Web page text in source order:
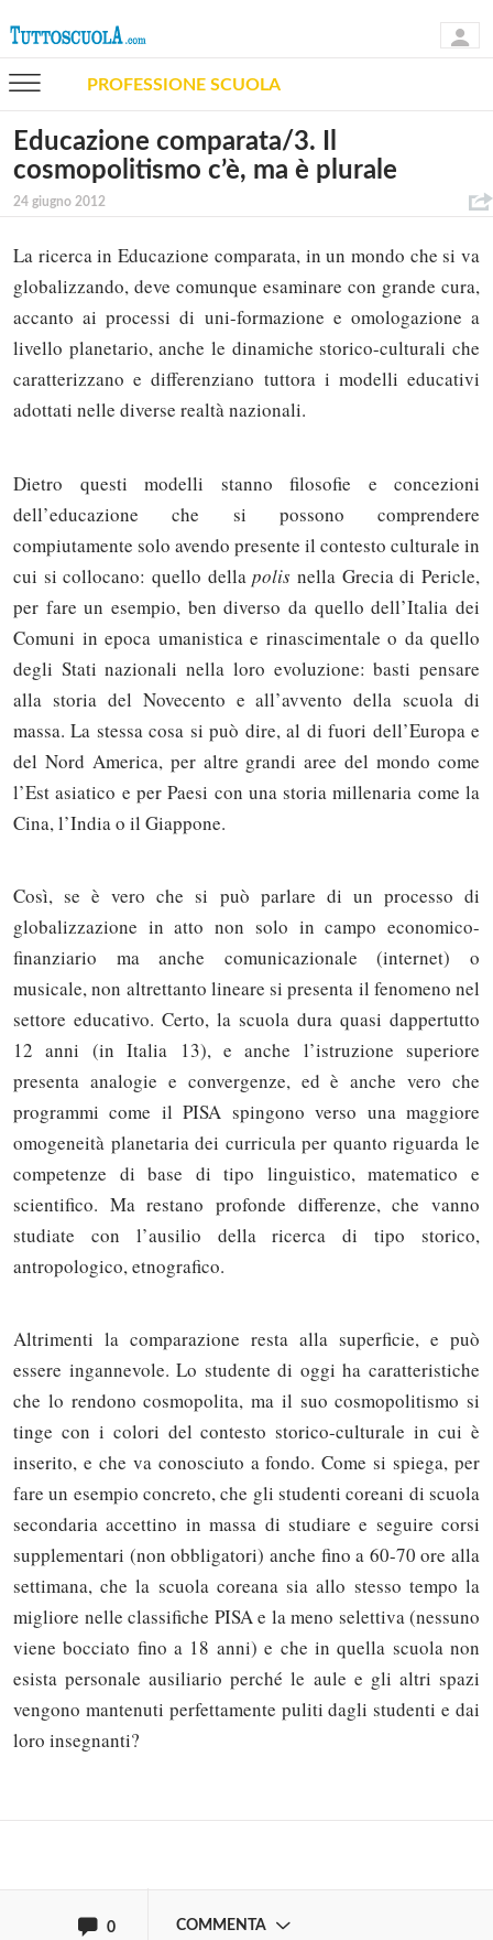
PROFESSIONE SCUOLA
Educazione comparata/3. Il
cosmopolitismo c’è, ma è plurale
24 giugno 2012
La ricerca in Educazione comparata, in un mondo che si va
globalizzando, deve comunque esaminare con grande cura,
accanto ai processi di uni-formazione e omologazione a
livello planetario, anche le dinamiche storico-culturali che
caratterizzano e differenziano tuttora i modelli educativi
adottati nelle diverse realtà nazionali.
Dietro questi modelli stanno filosofie e concezioni
dell’educazione che si possono comprendere
compiutamente solo avendo presente il contesto culturale in
cui si collocano: quello dellapolis nella Grecia di Pericle,
per fare un esempio, ben diverso da quello dell’Italia dei
Comuni in epoca umanistica e rinascimentale o da quello
degli Stati nazionali nella loro evoluzione: basti pensare
alla storia del Novecento e all’avvento della scuola di
massa. La stessa cosa si può dire, al di fuori dell’Europa e
del Nord America, per altre grandi aree del mondo come
l’Est asiatico e per Paesi con una storia millenaria come la
Cina, l’India o il Giappone.
Così, se è vero che si può parlare di un processo di
globalizzazione in atto non solo in campo economico-
finanziario ma anche comunicazionale (internet) o
musicale, non altrettanto lineare si presenta il fenomeno nel
settore educativo. Certo, la scuola dura quasi dappertutto
12 anni (in Italia 13), e anche l’istruzione superiore
presenta analogie e convergenze, ed è anche vero che
programmi come il PISA spingono verso una maggiore
omogeneità planetaria dei curricula per quanto riguarda le
competenze di base di tipo linguistico, matematico e
scientifico. Ma restano profonde differenze, che vanno
studiate con l’ausilio della ricerca di tipo storico,
antropologico, etnografico.
Altrimenti la comparazione resta alla superficie, e può
essere ingannevole. Lo studente di oggi ha caratteristiche
che lo rendono cosmopolita, ma il suo cosmopolitismo si
tinge con i colori del contesto storico-culturale in cui è
inserito, e che va conosciuto a fondo. Come si spiega, per
fare un esempio concreto, che gli studenti coreani di scuola
secondaria accettino in massa di studiare e seguire corsi
supplementari (non obbligatori) anche fino a 60-70 ore alla
settimana, che la scuola coreana sia allo stesso tempo la
migliore nelle classifiche PISA e la meno selettiva (nessuno
viene bocciato fino a 18 anni) e che in quella scuola non
esista personale ausiliario perché le aule e gli altri spazi
vengono mantenuti perfettamente puliti dagli studenti e dai
loro insegnanti?
0 COMMENTA
Solo gli utenti registrati possono
commentare!